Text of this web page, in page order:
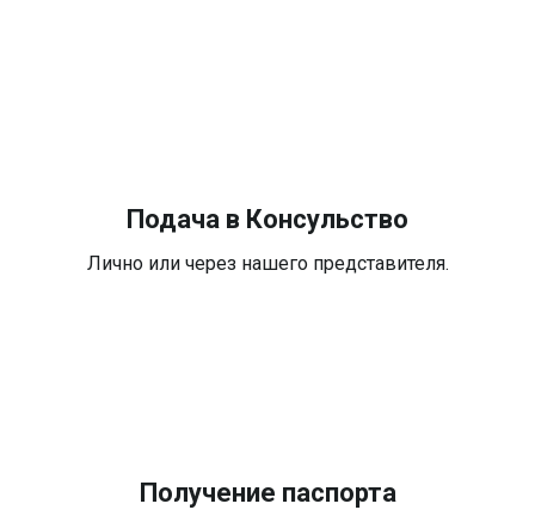
Подача в Консульство
Лично или через нашего представителя.
Получение паспорта